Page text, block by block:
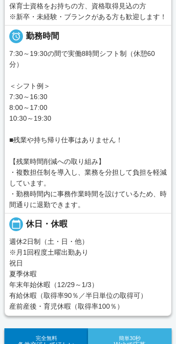
保育士資格をお持ちの方、資格取得見込の方
※新卒・未経験・ブランクがある方も歓迎します！
 勤務時間
7:30～19:30の間で実働8時間シフト制（休憩60
分）
＜シフト例＞
7:30～16:30
8:00～17:00
10:30～19:30
■残業や持ち帰り仕事はありません！
【残業時間削減への取り組み】
・複数担任制を導入し、業務を分担して負担を軽減
しています。
・勤務時間内に事務作業時間を設けているため、時
間通りに退勤できます。
calendar_today 休日・休暇
週休2日制（土・日・他）
※月1回程度土曜出勤あり
祝日
夏季休暇
年末年始休暇（12/29～1/3）
有給休暇（取得率90％／半日単位の取得可）
産前産後・育児休暇（取得率100％）
完全無料 簡単30秒